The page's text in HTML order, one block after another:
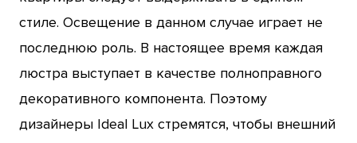
стиле. Освещение в данном случае играет не
последнюю роль. В настоящее время каждая
люстра выступает в качестве полноправного
декоративного компонента. Поэтому
дизайнеры Ideal Lux стремятся, чтобы внешний